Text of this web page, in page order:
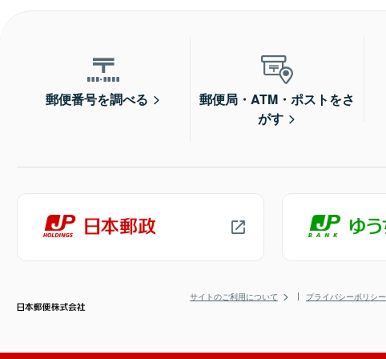
郵便番号を調べる
郵便局・ATM・ポストをさ
がす
サイトのご利用について プライバシーポリシー